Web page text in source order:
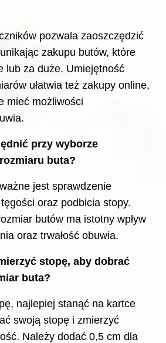
pozwala zaoszczędzić
zakupu butów, które
lub za duże. Umiejętność
ułatwia też zakupy online,
mieć możliwości
przy wyborze
buta?
jest sprawdzenie
tęgości oraz podbicia stopy.
butów ma istotny wpływ
oraz trwałość obuwia.
stopę, aby dobrać
buta?
najlepiej stanąć na kartce
swoją stopę i zmierzyć
Należy dodać 0,5 cm dla